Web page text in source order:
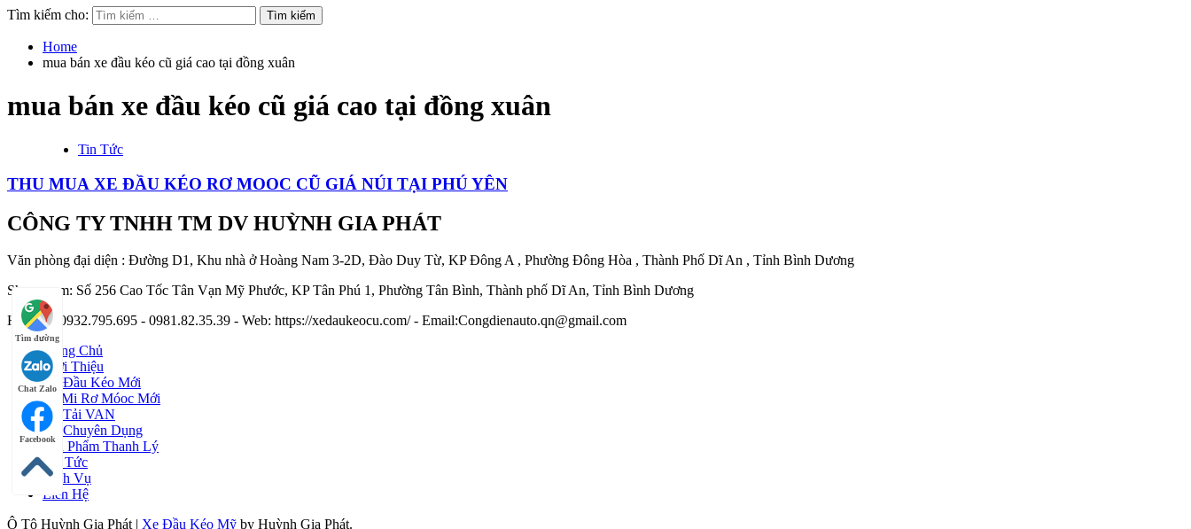
Tìm kiếm cho:
Home
mua bán xe đầu kéo cũ giá cao tại đồng xuân
mua bán xe đầu kéo cũ giá cao tại đồng xuân
Tin Tức
THU MUA XE ĐẦU KÉO RƠ MOOC CŨ GIÁ NÚI TẠI PHÚ YÊN
CÔNG TY TNHH TM DV HUỲNH GIA PHÁT
Văn phòng đại diện : Đường D1, Khu nhà ở Hoàng Nam 3-2D, Đào Duy Từ, KP Đông A , Phường Đông Hòa , Thành Phố Dĩ An , Tỉnh Bình Dương
Showroom: Số 256 Cao Tốc Tân Vạn Mỹ Phước, KP Tân Phú 1, Phường Tân Bình, Thành phố Dĩ An, Tỉnh Bình Dương
Hotline : 0932.795.695 - 0981.82.35.39 - Web: https://xedaukeocu.com/ - Email:Congdienauto.qn@gmail.com
Tìm đường
Chat Zalo
Facebook
Trang Chủ
Giới Thiệu
Xe Đầu Kéo Mới
Sơ Mi Rơ Móoc Mới
Xe Tải VAN
Xe Chuyên Dụng
Sản Phẩm Thanh Lý
Tin Tức
Dịch Vụ
Liên Hệ
Ô Tô Huỳnh Gia Phát | Xe Đầu Kéo Mỹ by Huỳnh Gia Phát.